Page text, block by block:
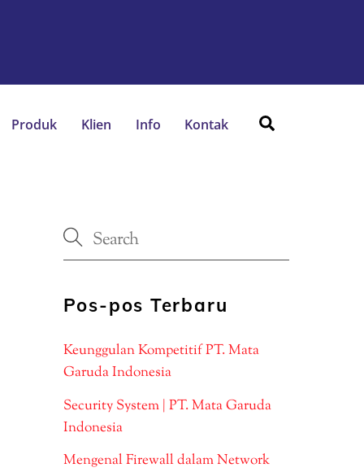
Produk Klien Info Kontak
Pos-pos Terbaru
Keunggulan Kompetitif PT. Mata
Garuda Indonesia
Security System | PT. Mata Garuda
Indonesia
Mengenal Firewall dalam Network